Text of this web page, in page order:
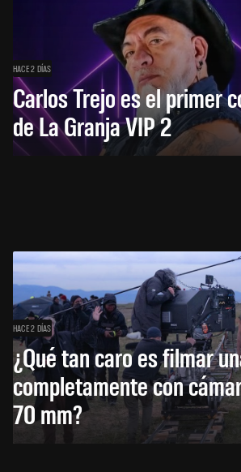
HACE 2 DÍAS
Carlos Trejo es el primer
de La Granja VIP 2
HACE 2 DÍAS
¿Qué tan caro es filmar
completamente con
70 mm?